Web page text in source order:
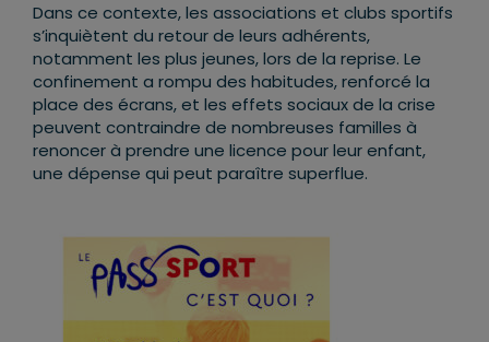
Dans ce contexte, les associations et clubs sportifs
s’inquiètent du retour de leurs adhérents,
notamment les plus jeunes, lors de la reprise. Le
confinement a rompu des habitudes, renforcé la
place des écrans, et les effets sociaux de la crise
peuvent contraindre de nombreuses familles à
renoncer à prendre une licence pour leur enfant,
une dépense qui peut paraître superflue.